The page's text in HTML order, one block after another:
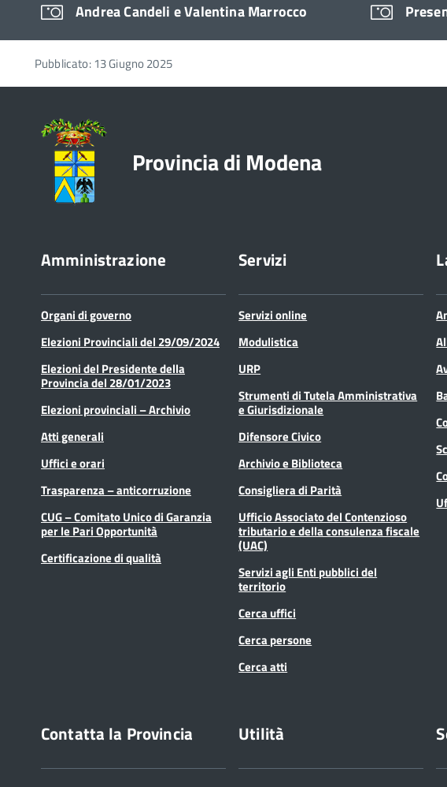
Andrea Candeli e Valentina Marrocco
Pubblicato: 13 Giugno 2025
Provincia di Modena
Amministrazione
Organi di governo
Elezioni Provinciali del 29/09/2024
Elezioni del Presidente della
Provincia del 28/01/2023
Elezioni provinciali – Archivio
Atti generali
Uffici e orari
Trasparenza – anticorruzione
CUG – Comitato Unico di Garanzia
per le Pari Opportunità
Certificazione di qualità
Servizi
Servizi online
Modulistica
URP
Strumenti di Tutela Amministrativa
e Giurisdizionale
Difensore Civico
Archivio e Biblioteca
Consigliera di Parità
Ufficio Associato del Contenzioso
tributario e della consulenza fiscale
(UAC)
Servizi agli Enti pubblici del
territorio
Cerca uffici
Cerca persone
Cerca atti
Contatta la Provincia Utilità